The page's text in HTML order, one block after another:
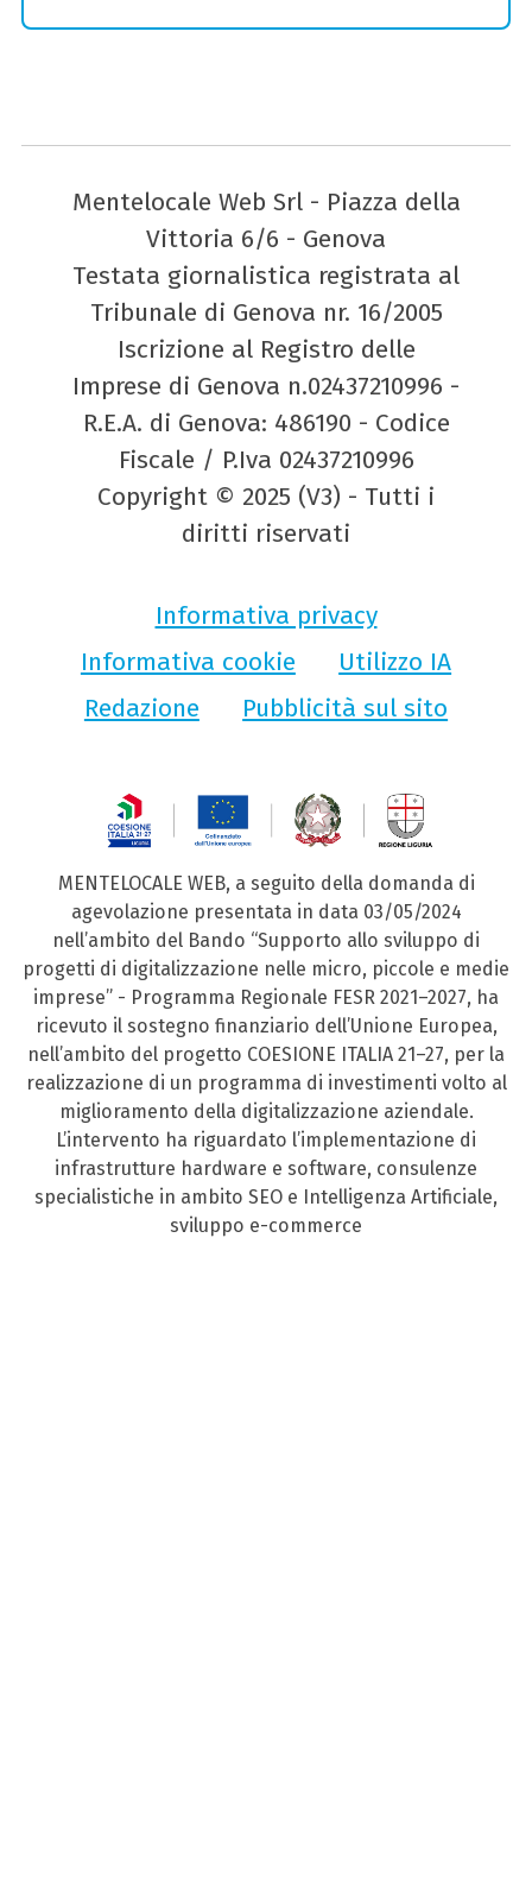
Mentelocale Web Srl - Piazza della
Vittoria 6/6 - Genova
Testata giornalistica registrata al
Tribunale di Genova nr. 16/2005
Iscrizione al Registro delle
Imprese di Genova n.02437210996 -
R.E.A. di Genova: 486190 - Codice
Fiscale / P.Iva 02437210996
Copyright © 2025 (V3) - Tutti i
diritti riservati
Informativa privacy
Informativa cookie
Utilizzo IA
Redazione
Pubblicità sul sito
MENTELOCALE WEB, a seguito della domanda di
agevolazione presentata in data 03/05/2024
nell’ambito del Bando “Supporto allo sviluppo di
progetti di digitalizzazione nelle micro, piccole e medie
imprese” - Programma Regionale FESR 2021–2027, ha
ricevuto il sostegno finanziario dell’Unione Europea,
nell’ambito del progetto COESIONE ITALIA 21–27, per la
realizzazione di un programma di investimenti volto al
miglioramento della digitalizzazione aziendale.
L’intervento ha riguardato l’implementazione di
infrastrutture hardware e software, consulenze
specialistiche in ambito SEO e Intelligenza Artificiale,
sviluppo e-commerce